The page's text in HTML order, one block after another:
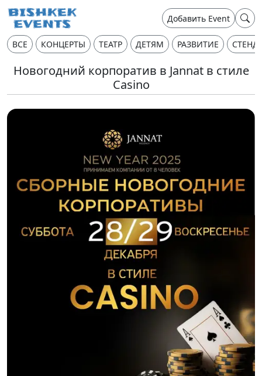
Добавить Event
ВСЕ КОНЦЕРТЫ ТЕАТР ДЕТЯМ РАЗВИТИЕ
Новогодний корпоратив в Jannat в стиле
Casino